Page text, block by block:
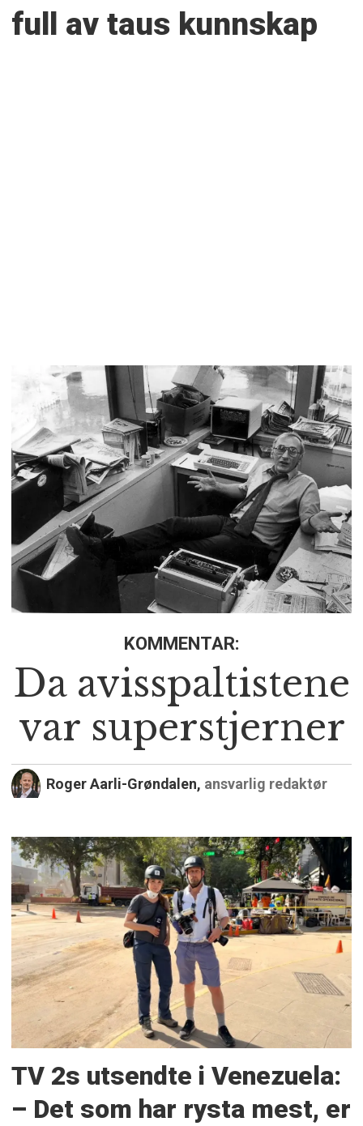
full av taus kunnskap
KOMMENTAR:
Da avisspaltistene
var superstjerner
Roger Aarli-Grøndalen, ansvarlig redaktør
TV 2s utsendte i Venezuela:
– Det som har rysta mest, er